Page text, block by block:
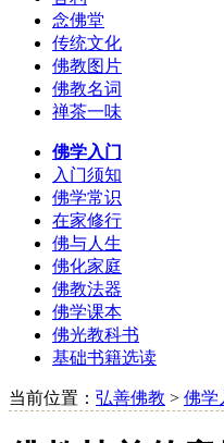
念佛堂
传统文化
佛教图片
佛教名词
禅茶一味
佛学入门
入门须知
佛学常识
在家修行
佛与人生
佛化家庭
佛教法器
佛学课本
佛光教科书
基础书籍选读
当前位置： 弘善佛教 > 佛学